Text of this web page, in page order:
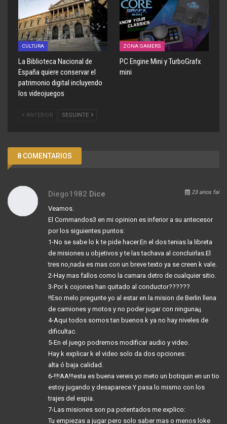
CULTURA
La Biblioteca Nacional de
España quiere conservar el
patrimonio digital incluyendo
los videojuegos
ZONA GAMERS
PC Engine Mini y TurboGrafx
mini
ANTERIOR SEGUINTE
8 COMENTARIOS
Diego1982 Dice 23 anos fai
Veamos.
El Commandos3 en mi opinion es inferior a su antecesor
por los siguientes puntos:
1-No se sabe lo k te pide hacer.En el dos tenias la libreta
de misiones u objetivos y te las tachava al concluirlas.El
tres no,nada es mas con un breve texto ya se creen k vale.
2-Hay mas fallos como la camara detro de cualquier sitio.
3-Por k cojones han quitado al conductor??????
!!Eso melo pregunte yo al estar en la mision de Berlin llena
de camiones y motos y no poder jugar con ninguna¡¡
4-Aqui todos somos tan buenos k ya no hay niveles de
dificultac.
5-En el juego podremos modificar audio y video.
Hay k explicar k el video solo da dos opciones:
alta ó baja calidad.
6-!!!!AA!!!esta es buena vereis yo meto un botiquin en un tio
estoy jugando y desaparece.Y pasa lo mismo con los
trajes del espia.
7-Las misiones son pa potentados me explico:
Tu empiezas a jugar pero solo saber mas o menos loke